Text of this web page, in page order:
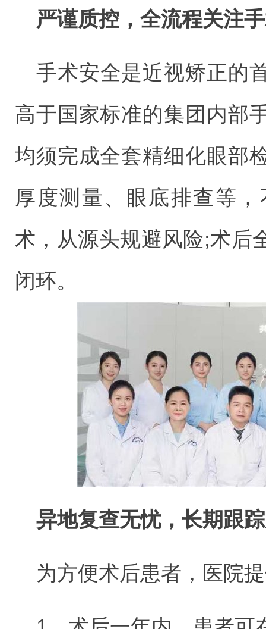
严谨质控，全流程关注
手术安全是近视矫正的
高于国家标准的集团内部
均须完成全套精细化眼部
厚度测量、眼底排查等
术，从源头规避风险;术后
闭环。
异地复查无忧，长期跟
为方便术后患者，医院